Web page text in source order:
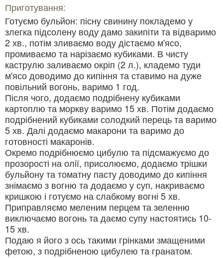
Приготування:
Готуємо бульйон: пісну свинину покладемо у
злегка підсолену воду дамо закипіти та відваримо
2 хв., потім зливаємо воду дістаємо м'ясо,
промиваємо та нарізаємо кубиками. В чисту
каструлю заливаємо окріп (2 л.), кладемо туди
м'ясо доводимо до кипіння та ставимо на дуже
повільний вогонь, варимо 1 год.
Після чого, додаємо подрібнену кубиками
картоплю та моркву варимо 15 хв. Потім додаємо
подрібнений кубиками солодкий перець та варимо
5 хв. Далі додаємо макарони та варимо до
готовності макаронів.
Окремо подрібнюємо цибулю та підсмажуємо до
прозорості на олії, присолюємо, додаємо трішки
бульйону та томатну пасту доводимо до кипіння
знімаємо з вогню та додаємо у суп, накриваємо
кришкою і готуємо на слабкому вогні 5 хв.
Приправляємо меленим перцем та зеленню
виключаємо вогонь та даємо супу настоятись 10-
15 хв.
Подаю я його з ось такими грінками змащеними
фетою, з подрібненою цибулею та гранатом.